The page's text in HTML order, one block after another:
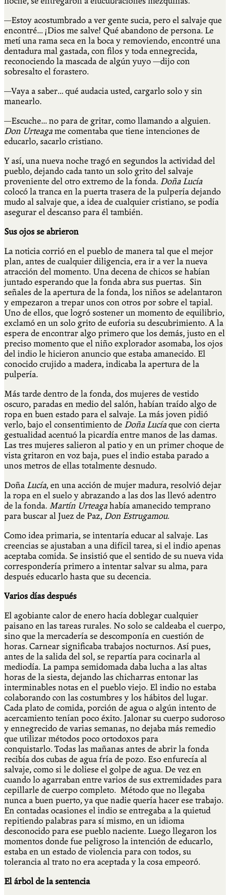
—Estoy acostumbrado a ver gente sucia, pero el salvaje que
encontré… ¡Dios me salve! Qué abandono de persona. Le
metí una rama seca en la boca y removiendo, encontré una
dentadura mal gastada, con filos y toda ennegrecida,
reconociendo la mascada de algún yuyo —dijo con
sobresalto el forastero.
—Vaya a saber… qué audacia usted, cargarlo solo y sin
manearlo.
—Escuche… no para de gritar, como llamando a alguien.
Don Urteagame comentaba que tiene intenciones de
educarlo, sacarlo cristiano.
Y así, una nueva noche tragó en segundos la actividad del
pueblo, dejando cada tanto un solo grito del salvaje
proveniente del otro extremo de la fonda. Doña Lucía
colocó la tranca en la puerta trasera de la pulpería dejando
mudo al salvaje que, a idea de cualquier cristiano, se podía
asegurar el descanso para él también.
Sus ojos se abrieron
La noticia corrió en el pueblo de manera tal que el mejor
plan, antes de cualquier diligencia, era ir a ver la nueva
atracción del momento. Una decena de chicos se habían
juntado esperando que la fonda abra sus puertas. Sin
señales de la apertura de la fonda, los niños se adelantaron
y empezaron a trepar unos con otros por sobre el tapial.
Uno de ellos, que logró sostener un momento de equilibrio,
exclamó en un solo grito de euforia su descubrimiento. A la
espera de encontrar algo primero que los demás, justo en el
preciso momento que el niño explorador asomaba, los ojos
del indio le hicieron anuncio que estaba amanecido. El
conocido crujido a madera, indicaba la apertura de la
pulpería.
Más tarde dentro de la fonda, dos mujeres de vestido
oscuro, paradas en medio del salón, habían traído algo de
ropa en buen estado para el salvaje. La más joven pidió
verlo, bajo el consentimiento de Doña Lucíaque con cierta
gestualidad acentuó la picardía entre manos de las damas.
Las tres mujeres salieron al patio y en un primer choque de
vista gritaron en voz baja, pues el indio estaba parado a
unos metros de ellas totalmente desnudo.
Doña Lucía, en una acción de mujer madura, resolvió dejar
la ropa en el suelo y abrazando a las dos las llevó adentro
de la fonda. Martín Urteagahabía amanecido temprano
para buscar al Juez de Paz, Don Estrugamou.
Como idea primaria, se intentaría educar al salvaje. Las
creencias se ajustaban a una difícil tarea, si el indio apenas
aceptaba comida. Se insistió que el sentido de su nueva vida
correspondería primero a intentar salvar su alma, para
después educarlo hasta que su decencia.
Varios días después
El agobiante calor de enero hacía doblegar cualquier
paisano en las tareas rurales. No solo se caldeaba el cuerpo,
sino que la mercadería se descomponía en cuestión de
horas. Carnear significaba trabajos nocturnos. Así pues,
antes de la salida del sol, se repartía para cocinarla al
mediodía. La pampa semidomada daba lucha a las altas
horas de la siesta, dejando las chicharras entonar las
interminables notas en el pueblo viejo. El indio no estaba
colaborando con las costumbres y los hábitos del lugar.
Cada plato de comida, porción de agua o algún intento de
acercamiento tenían poco éxito. Jalonar su cuerpo sudoroso
y ennegrecido de varias semanas, no dejaba más remedio
que utilizar métodos poco ortodoxos para
conquistarlo. Todas las mañanas antes de abrir la fonda
recibía dos cubas de agua fría de pozo. Eso enfurecía al
salvaje, como si le doliese el golpe de agua. De vez en
cuando lo agarraban entre varios de sus extremidades para
cepillarle de cuerpo completo. Método que no llegaba
nunca a buen puerto, ya que nadie quería hacer ese trabajo.
En contadas ocasiones el indio se entregaba a la quietud
repitiendo palabras para sí mismo, en un idioma
desconocido para ese pueblo naciente. Luego llegaron los
momentos donde fue peligroso la intención de educarlo,
estaba en un estado de violencia para con todos, su
tolerancia al trato no era aceptada y la cosa empeoró.
El árbol de la sentencia